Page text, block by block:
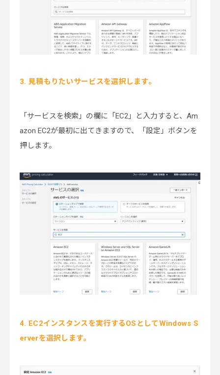
3. 見積もりたいサービスを選択します。
「サービスを検索」の欄に「EC2」と入力すると、Am
azon EC2が最初に出てきますので、「設定」ボタンを
押します。
4. EC2インスタンスを実行するOSとしてWindows S
erverを選択します。